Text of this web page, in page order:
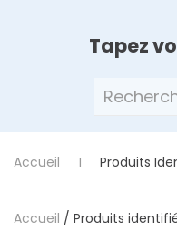
Tapez
Recherche
Accueil Produits
Accueil / Produits